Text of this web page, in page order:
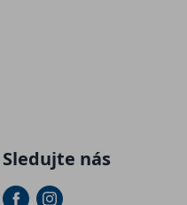
Sledujte nás